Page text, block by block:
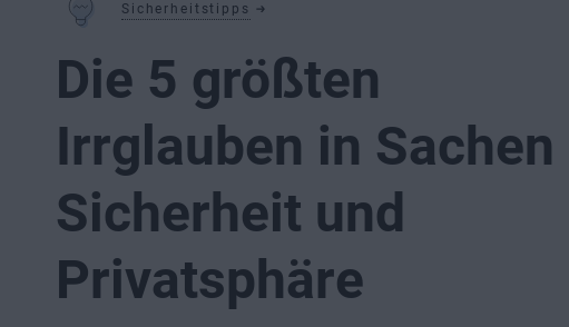
Sicherheitstipps
Die 5 größten
Irrglauben in Sachen
Sicherheit und
Privatsphäre